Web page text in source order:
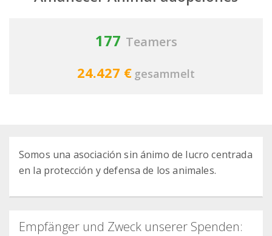
177 Teamers
24.427 € gesammelt
Somos una asociación sin ánimo de lucro centrada
en la protección y defensa de los animales.
Empfänger und Zweck unserer Spenden: